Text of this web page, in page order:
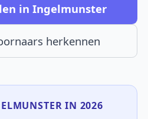
in Ingelmunster
herkennen
IN 2026